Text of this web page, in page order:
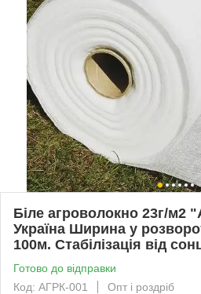
Біле агроволокно 23г/м2
Україна Ширина у
100м. Стабілізація від
Готово до відправки
Код: АГРК-001
Опт і роздріб